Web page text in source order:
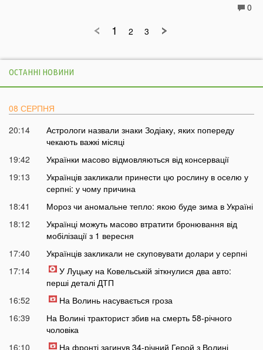
0
1 2 3
ОСТАННІ НОВИНИ
08 СЕРПНЯ
20:14
Астрологи назвали знаки Зодіаку, яких попереду
чекають важкі місяці
19:42
Українки масово відмовляються від консервації
19:13
Українців закликали принести цю рослину в оселю у
серпні: у чому причина
18:41
Мороз чи аномальне тепло: якою буде зима в Україні
18:12
Українці можуть масово втратити бронювання від
мобілізації з 1 вересня
17:40
Українців закликали не скуповувати долари у серпні
17:14
У Луцьку на Ковельській зіткнулися два авто:
перші деталі ДТП
16:52
На Волинь насувається гроза
16:39
На Волині тракторист збив на смерть 58-річного
чоловіка
16:10
На фронті загинув 34-річний Герой з Волині